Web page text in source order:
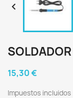

15,30 €
Impuestos incluidos